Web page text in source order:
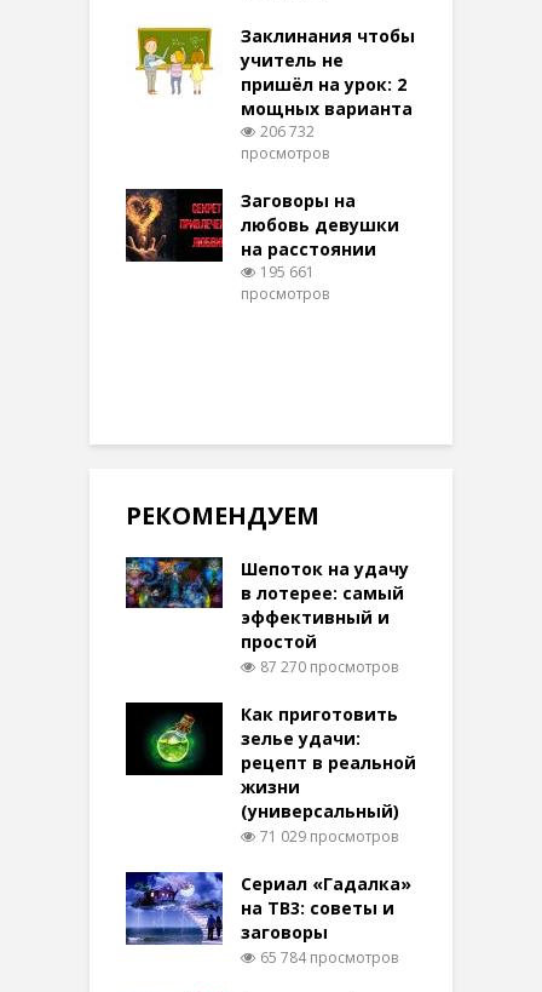
Заклинания чтобы
учитель не
пришёл на урок: 2
мощных варианта
206 732
просмотров
Заговоры на
любовь девушки
на расстоянии
195 661
просмотров
РЕКОМЕНДУЕМ
Шепоток на удачу
в лотерее: самый
эффективный и
простой
87 270 просмотров
Как приготовить
зелье удачи:
рецепт в реальной
жизни
(универсальный)
71 029 просмотров
Сериал «Гадалка»
на ТВ3: советы и
заговоры
65 784 просмотров